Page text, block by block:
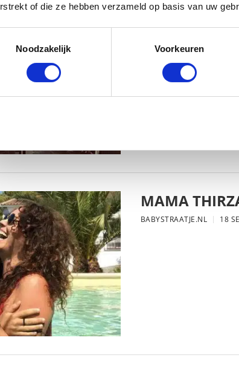
of die ze hebben verzameld op basis van uw
Noodzakelijk
Voorkeuren
MAMA
MAMA
BABYSTRAATJE.NL 18